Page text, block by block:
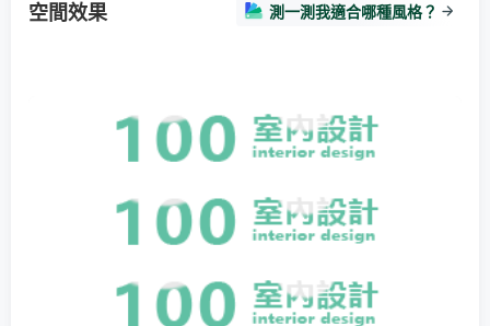
空間效果 測一測我適合哪種風格？